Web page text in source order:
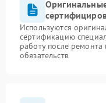
Используются
сертификацию
работу после
обязательств